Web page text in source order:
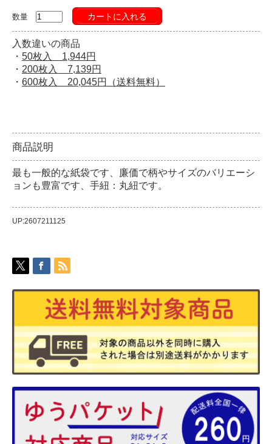
数量 カートに入れる
入数違いの商品
・ 50枚入 1,944円
・ 200枚入 7,139円
・ 600枚入 20,045円（送料無料）
商品説明
最も一般的な紙袋です、廉価で柄やサイズのバリエーシ
ョンも豊富です、手紐：丸紐です。
UP:2607211125